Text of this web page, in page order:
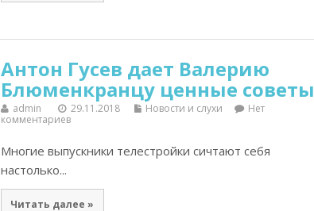
Антон Гусев дает Валерию
Блюменкранцу ценные советы
admin 29.11.2018 Новости и слухи
Нет
комментариев
Многие выпускники телестройки сичтают себя
настолько...
Читать далее »